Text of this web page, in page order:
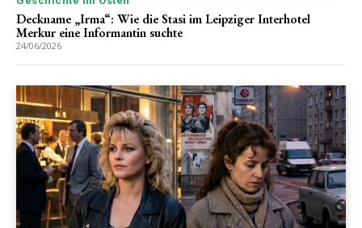
Deckname „Irma“: Wie die Stasi im Leipziger Interhotel
Merkur eine Informantin suchte
24/06/2026